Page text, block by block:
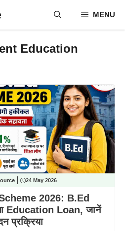
MENU
Education
24 May 2026
2026: B.Ed
Education Loan, जानें
प्रक्रिया